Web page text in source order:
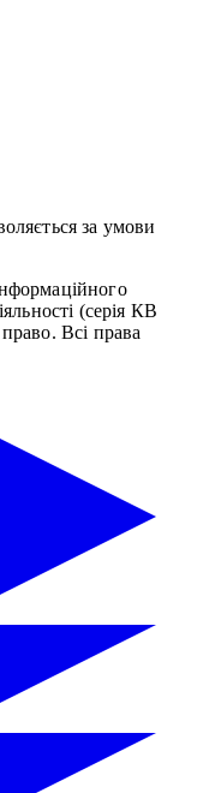
за умови
(серія КВ
Всі права